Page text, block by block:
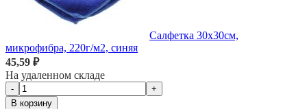
Салфетка 30х30см,
микрофибра, 220г/м2, синяя
45,59 ₽
На удаленном складе
-
+
В корзину